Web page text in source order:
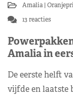
Amalia
13 reacties
Amalia in
De eerste helft
vijfde en laatste